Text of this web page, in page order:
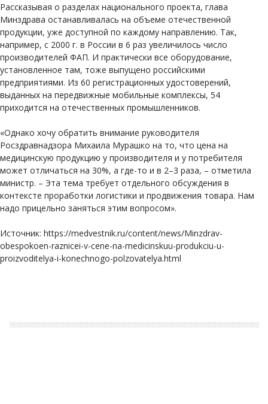
Рассказывая о разделах национального проекта, глава
Минздрава останавливалась на объеме отечественной
продукции, уже доступной по каждому направлению. Так,
например, с 2000 г. в России в 6 раз увеличилось число
производителей ФАП. И практически все оборудование,
установленное там, тоже выпущено российскими
предприятиями. Из 60 регистрационных удостоверений,
выданных на передвижные мобильные комплексы, 54
приходится на отечественных промышленников.
«Однако хочу обратить внимание руководителя
Росздравнадзора Михаила Мурашко на то, что цена на
медицинскую продукцию у производителя и у потребителя
может отличаться на 30%, а где-то и в 2–3 раза, – отметила
министр. – Эта тема требует отдельного обсуждения в
контексте проработки логистики и продвижения товара. Нам
надо прицельно заняться этим вопросом».
Источник: https://medvestnik.ru/content/news/Minzdrav-
obespokoen-raznicei-v-cene-na-medicinskuu-produkciu-u-
proizvoditelya-i-konechnogo-polzovatelya.html